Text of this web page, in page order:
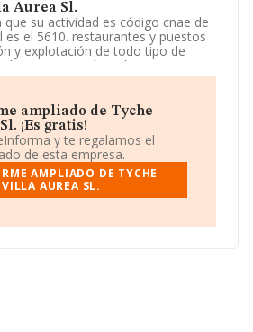
Aurea Sl.
que su actividad es código cnae de
es el 5610. restaurantes y puestos
y explotación de todo tipo de
y restauración, tales como
mesones, café-bares o pubs, y
Mercantil como Sociedad
CNAE es '%cnae%' con código
tiene actividad en mercados
Aurea S.L , con número de
se encuentra en Calle
ampliado de Tyche
¡Es gratis!
y te regalamos el
de esta empresa.
AMPLIADO DE TYCHE
VILLA AUREA SL.